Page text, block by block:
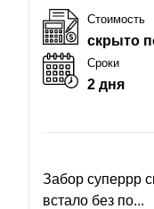
Стоимость
скрыто
Сроки
2 дня
Забор суперрр
встало без по...